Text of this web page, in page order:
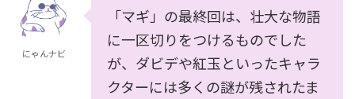
にゃんナビ
「マギ」の最終回は、壮大な物語
に一区切りをつけるものでした
が、ダビデや紅玉といったキャラ
クターには多くの謎が残されたま